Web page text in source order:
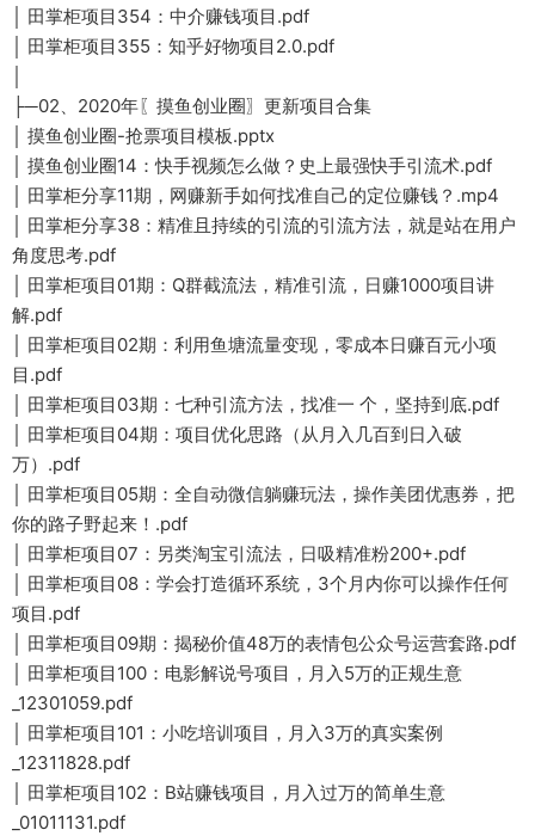
│ 田掌柜项目354：中介赚钱项目.pdf
│ 田掌柜项目355：知乎好物项目2.0.pdf
├─02、2020年〖摸鱼创业圈〗更新项目合集
│ 摸鱼创业圈-抢票项目模板.pptx
│ 摸鱼创业圈14：快手视频怎么做？史上最强快手引流术.pdf
│ 田掌柜分享11期，网赚新手如何找准自己的定位赚钱？.mp4
│ 田掌柜分享38：精准且持续的引流的引流方法，就是站在用户
角度思考.pdf
│ 田掌柜项目01期：Q群截流法，精准引流，日赚1000项目讲
解.pdf
│ 田掌柜项目02期：利用鱼塘流量变现，零成本日赚百元小项
目.pdf
│ 田掌柜项目03期：七种引流方法，找准一 个，坚持到底.pdf
│ 田掌柜项目04期：项目优化思路（从月入几百到日入破
万）.pdf
│ 田掌柜项目05期：全自动微信躺赚玩法，操作美团优惠券，把
你的路子野起来！.pdf
│ 田掌柜项目07：另类淘宝引流法，日吸精准粉200+.pdf
│ 田掌柜项目08：学会打造循环系统，3个月内你可以操作任何
项目.pdf
│ 田掌柜项目09期：揭秘价值48万的表情包公众号运营套路.pdf
│ 田掌柜项目100：电影解说号项目，月入5万的正规生意
_12301059.pdf
│ 田掌柜项目101：小吃培训项目，月入3万的真实案例
_12311828.pdf
│ 田掌柜项目102：B站赚钱项目，月入过万的简单生意
_01011131.pdf